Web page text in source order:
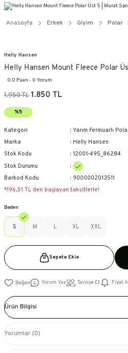
Anasayfa Erkek Giyim Polar
Helly Hansen
Helly Hansen Mount Fleece Polar
0.0 Puan - 0 Yorum
1.950 TL 1.850 TL
%5
Kategori
Yarım Fermuarlı
Marka
Helly Hansen
Stok Kodu
12001-495_86284
Stok Durumu
Barkod Kodu
9000002013511
*196,51 TL den başlayan taksitlerle!
Beden
S M L XL XXL
Sepete Ekle
Yorum Yaz Tavsiye Et Fiyat
Ürün Bilgisi
Yorumlar (0)